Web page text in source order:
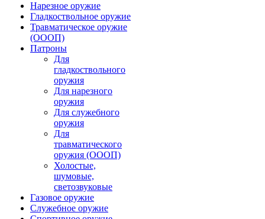
Нарезное оружие
Гладкоствольное оружие
Травматическое оружие
(ОООП)
Патроны
Для
гладкоствольного
оружия
Для нарезного
оружия
Для служебного
оружия
Для
травматического
оружия (ОООП)
Холостые,
шумовые,
светозвуковые
Газовое оружие
Служебное оружие